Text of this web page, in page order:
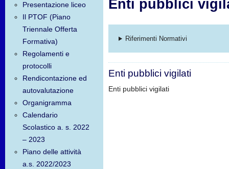
Presentazione liceo
Il PTOF (Piano
Triennale Offerta
Formativa)
Regolamenti e
protocolli
Rendicontazione ed
autovalutazione
Organigramma
Calendario
Scolastico a. s. 2022
– 2023
Piano delle attività
a.s. 2022/2023
Enti pubblici
Riferimenti Normativi
Enti pubblici vigilati
Enti pubblici vigilati